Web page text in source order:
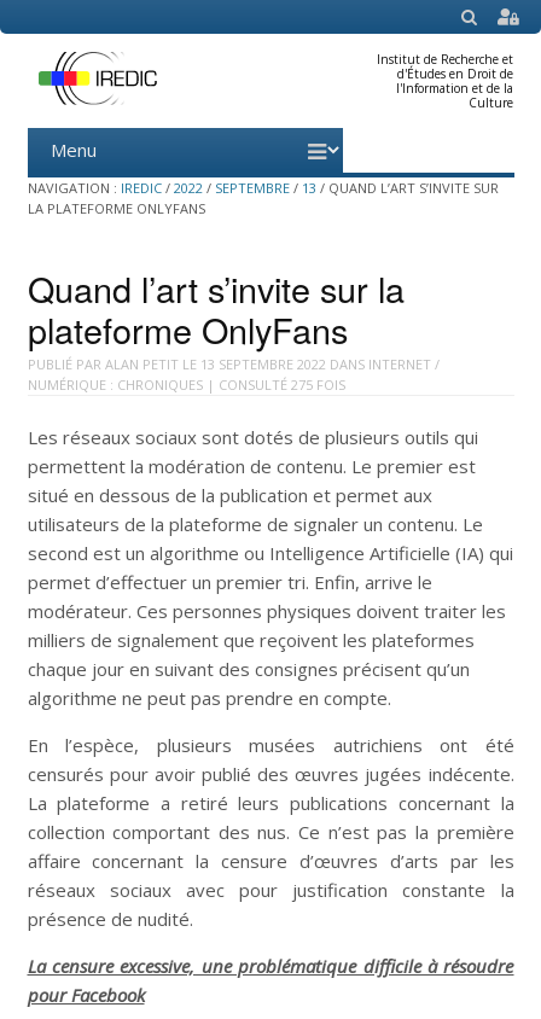
SEARCH
Institut de Recherche et
d'Études en Droit de
l'Information et de la
Culture
Menu
content
NAVIGATION : IREDIC / 2022 / SEPTEMBRE / 13 / QUAND L’ART S’INVITE SUR
LA PLATEFORME ONLYFANS
Quand l’art s’invite sur la
plateforme OnlyFans
PUBLIÉ PAR ALAN PETIT LE 13 SEPTEMBRE 2022 DANS INTERNET /
NUMÉRIQUE : CHRONIQUES| CONSULTÉ 275 FOIS
Les réseaux sociaux sont dotés de plusieurs outils qui
permettent la modération de contenu. Le premier est
situé en dessous de la publication et permet aux
utilisateurs de la plateforme de signaler un contenu. Le
second est un algorithme ou Intelligence Artificielle (IA) qui
permet d’effectuer un premier tri. Enfin, arrive le
modérateur. Ces personnes physiques doivent traiter les
milliers de signalement que reçoivent les plateformes
chaque jour en suivant des consignes précisent qu’un
algorithme ne peut pas prendre en compte.
En l’espèce, plusieurs musées autrichiens ont été
censurés pour avoir publié des œuvres jugées indécente.
La plateforme a retiré leurs publications concernant la
collection comportant des nus. Ce n’est pas la première
affaire concernant la censure d’œuvres d’arts par les
réseaux sociaux avec pour justification constante la
présence de nudité.
La censure excessive, une problématique difficile à résoudre
pour Facebook